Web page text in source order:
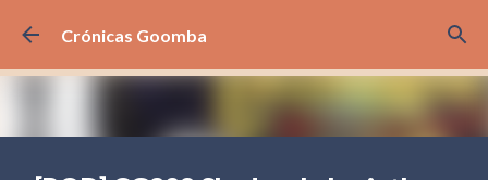
Ir al contenido principal
Crónicas Goomba